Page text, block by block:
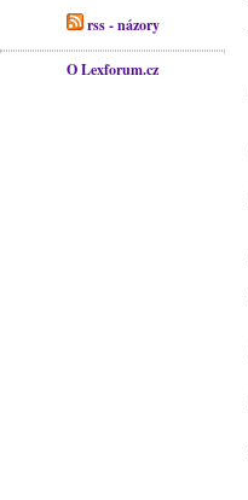
rss - názory
O Lexforum.cz